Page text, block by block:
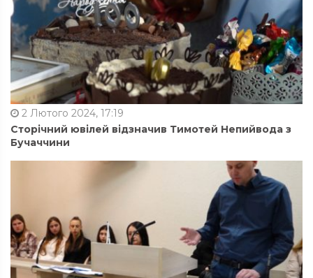
2 Лютого 2024, 17:19
Сторічний ювілей відзначив Тимотей Непийвода з
Бучаччини